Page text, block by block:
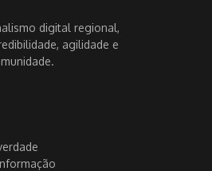
digital regional,
agilidade e